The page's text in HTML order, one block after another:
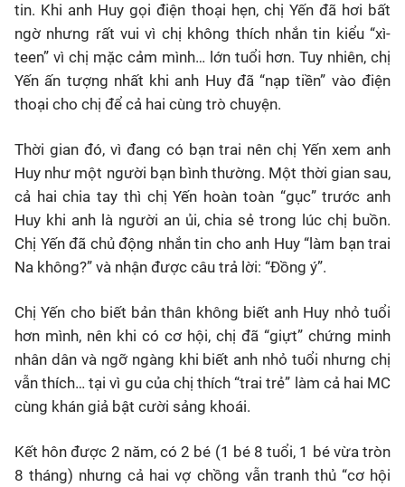
tin. Khi anh Huy gọi điện thoại hẹn, chị Yến đã hơi bất
ngờ nhưng rất vui vì chị không thích nhắn tin kiểu “xì-
teen” vì chị mặc cảm mình… lớn tuổi hơn. Tuy nhiên, chị
Yến ấn tượng nhất khi anh Huy đã “nạp tiền” vào điện
thoại cho chị để cả hai cùng trò chuyện.
Thời gian đó, vì đang có bạn trai nên chị Yến xem anh
Huy như một người bạn bình thường. Một thời gian sau,
cả hai chia tay thì chị Yến hoàn toàn “gục” trước anh
Huy khi anh là người an ủi, chia sẻ trong lúc chị buồn.
Chị Yến đã chủ động nhắn tin cho anh Huy “làm bạn trai
Na không?” và nhận được câu trả lời: “Đồng ý”.
Chị Yến cho biết bản thân không biết anh Huy nhỏ tuổi
hơn mình, nên khi có cơ hội, chị đã “giựt” chứng minh
nhân dân và ngỡ ngàng khi biết anh nhỏ tuổi nhưng chị
vẫn thích… tại vì gu của chị thích “trai trẻ” làm cả hai MC
cùng khán giả bật cười sảng khoái.
Kết hôn được 2 năm, có 2 bé (1 bé 8 tuổi, 1 bé vừa tròn
8 tháng) nhưng cả hai vợ chồng vẫn tranh thủ “cơ hội